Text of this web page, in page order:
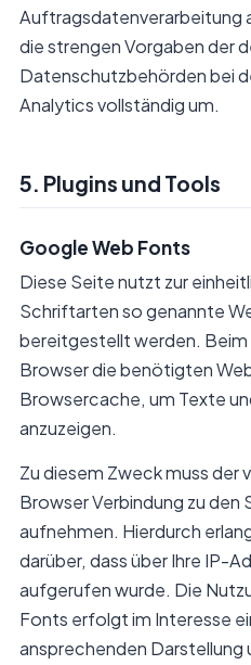
Auftragsdatenverarbeitung
die strengen Vorgaben der
Datenschutzbehörden bei
Analytics vollständig um.
5. Plugins und Tools
Google Web Fonts
Diese Seite nutzt zur
Schriftarten so genannte
bereitgestellt werden. Beim
Browser die benötigten
Browsercache, um Texte
anzuzeigen.
Zu diesem Zweck muss der
Browser Verbindung zu den
aufnehmen. Hierdurch
darüber, dass über Ihre IP-
aufgerufen wurde. Die
Fonts erfolgt im Interesse
ansprechenden